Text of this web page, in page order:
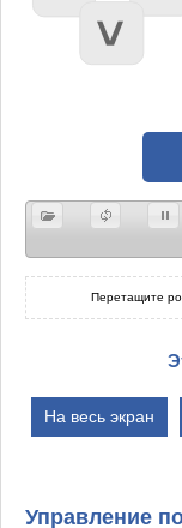
Перетащите
На весь экран
Управление